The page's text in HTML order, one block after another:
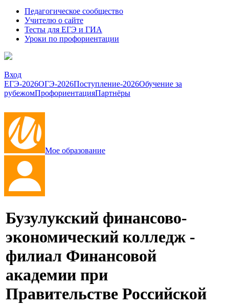
Педагогическое сообщество
Учителю о сайте
Тесты для ЕГЭ и ГИА
Уроки по профориентации
Вход
ЕГЭ-2026ОГЭ-2026Поступление-2026Обучение за
рубежомПрофориентацияПартнёры
Мое образование
Бузулукский финансово-
экономический колледж -
филиал Финансовой
академии при
Правительстве Российской